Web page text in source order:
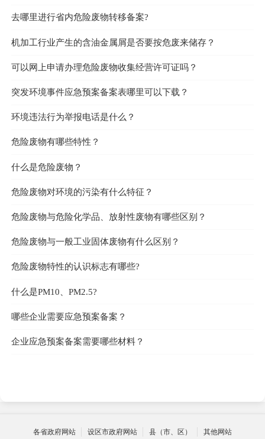
去哪里进行省内危险废物转移备案?
机加工行业产生的含油金属屑是否要按危废来储存？
可以网上申请办理危险废物收集经营许可证吗？
突发环境事件应急预案备案表哪里可以下载？
环境违法行为举报电话是什么？
危险废物有哪些特性？
什么是危险废物？
危险废物对环境的污染有什么特征？
危险废物与危险化学品、放射性废物有哪些区别？
危险废物与一般工业固体废物有什么区别？
危险废物特性的认识标志有哪些?
什么是PM10、PM2.5?
哪些企业需要应急预案备案？
企业应急预案备案需要哪些材料？
各省政府网站 设区市政府网站 县（市、区） 其他网站